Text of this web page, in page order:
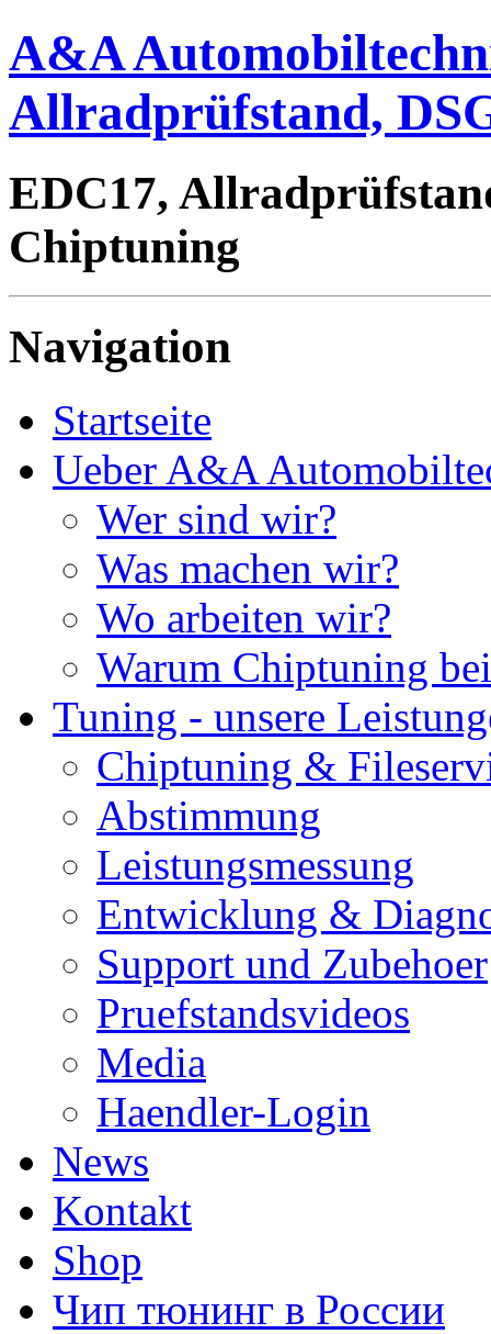
A&A
Allradprüfstand,
EDC17,
Chiptuning
Navigation
Startseite
Ueber A&A
Wer sind wir?
Was machen wir?
Wo arbeiten wir?
Warum Chiptuning
Tuning - unsere
Chiptuning &
Abstimmung
Leistungsmessung
Entwicklung &
Support und Zubehoer
Pruefstandsvideos
Media
Haendler-Login
News
Kontakt
Shop
Чип тюнинг в России